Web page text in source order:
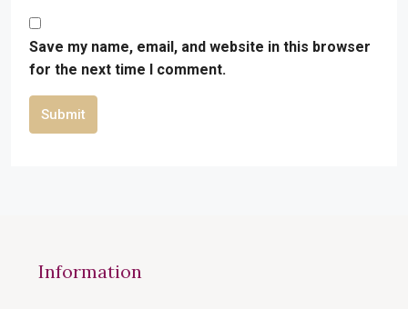
Save my name, email, and website in this browser
for the next time I comment.
Submit
Information